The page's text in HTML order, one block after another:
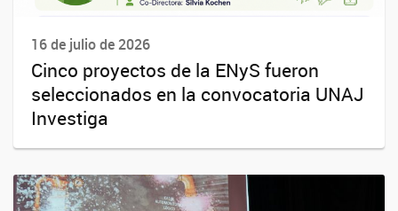
16 de julio de 2026
Cinco proyectos de la ENyS fueron
seleccionados en la convocatoria UNAJ
Investiga